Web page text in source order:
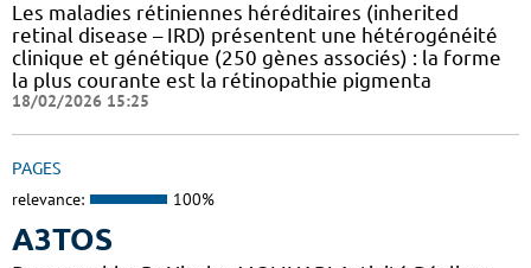
Les maladies rétiniennes héréditaires (inherited
retinal disease – IRD) présentent une hétérogénéité
clinique et génétique (250 gènes associés) : la forme
la plus courante est la rétinopathie pigmenta
18/02/2026 15:25
PAGES
relevance: 100%
A3TOS